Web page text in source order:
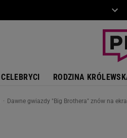
CELEBRYCI RODZINA
Dawne gwiazdy "Big Brothera" znów na